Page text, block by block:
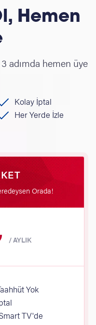
Hemen
adımda hemen üye
Kolay İptal
Her Yerde İzle
Orada!
/AYLIK
Yok
TV'de